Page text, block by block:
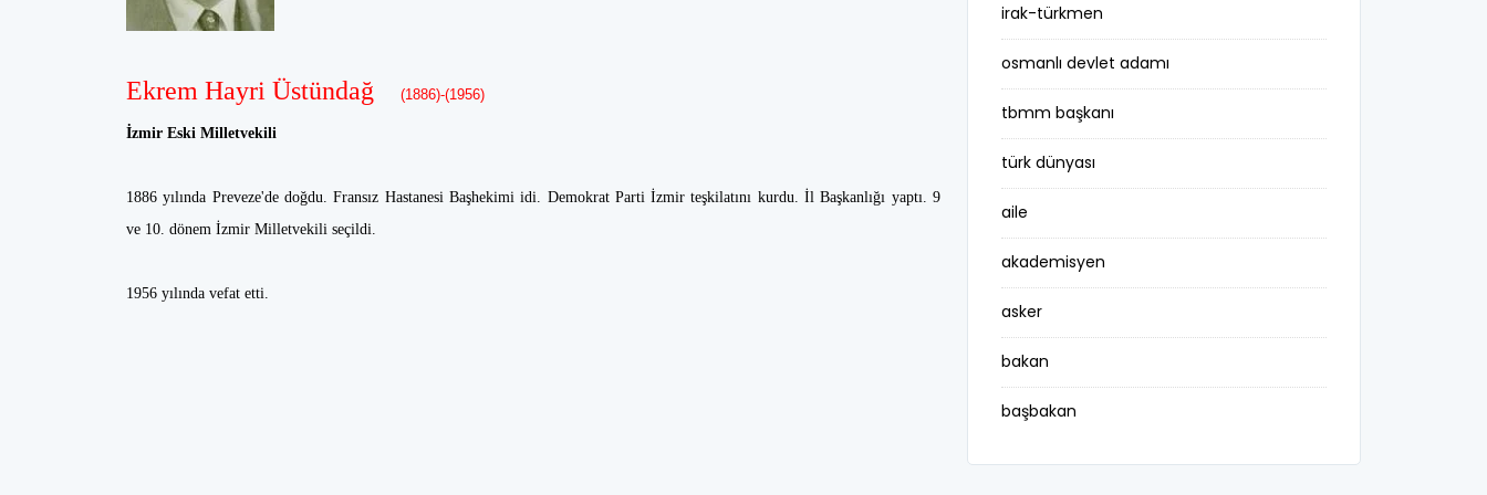
Ekrem Hayri Üstündağ (1886)-(1956)
İzmir Eski Milletvekili
1886 yılında Preveze'de doğdu. Fransız Hastanesi Başhekimi idi. Demokrat Parti İzmir teşkilatını kurdu. İl Başkanlığı yaptı. 9
ve 10. dönem İzmir Milletvekili seçildi.
1956 yılında vefat etti.
irak-türkmen
osmanlı devlet adamı
tbmm başkanı
türk dünyası
aile
akademisyen
asker
bakan
başbakan
belediye başkanı